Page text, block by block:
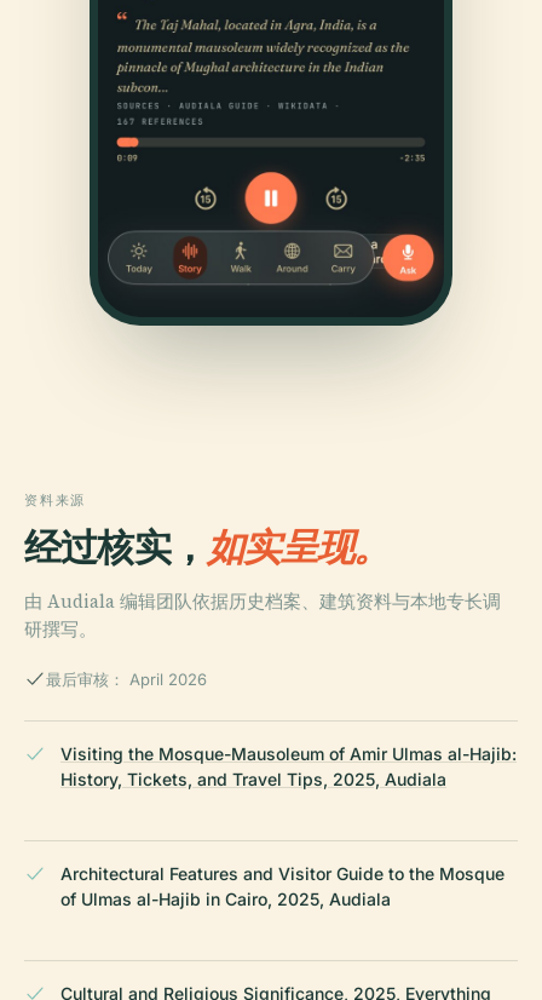
资料来源
经过核实， 如实呈现。
由 Audiala 编辑团队依据历史档案、建筑资料与本地专长调
研撰写。
最后审核： April 2026
Visiting the Mosque-Mausoleum of Amir Ulmas al-Hajib:
History, Tickets, and Travel Tips, 2025, Audiala
Architectural Features and Visitor Guide to the Mosque
of Ulmas al-Hajib in Cairo, 2025, Audiala
Cultural and Religious Significance, 2025, Everything